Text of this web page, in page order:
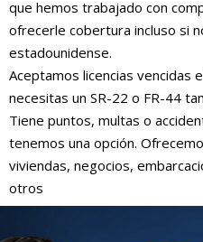
que hemos trabajado con
ofrecerle cobertura incluso si
estadounidense.
Aceptamos licencias vencidas
necesitas un SR-22 o FR-44
Tiene puntos, multas o
tenemos una opción.
viviendas, negocios,
otros